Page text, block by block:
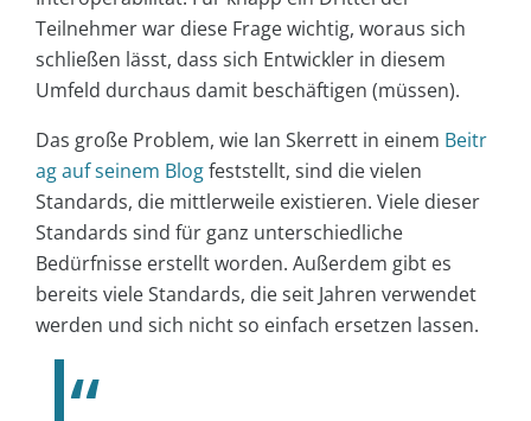
Teilnehmer war diese Frage wichtig, woraus sich
schließen lässt, dass sich Entwickler in diesem
Umfeld durchaus damit beschäftigen (müssen).
Das große Problem, wie Ian Skerrett in einem Beitr
ag auf seinem Blogfeststellt, sind die vielen
Standards, die mittlerweile existieren. Viele dieser
Standards sind für ganz unterschiedliche
Bedürfnisse erstellt worden. Außerdem gibt es
bereits viele Standards, die seit Jahren verwendet
werden und sich nicht so einfach ersetzen lassen.